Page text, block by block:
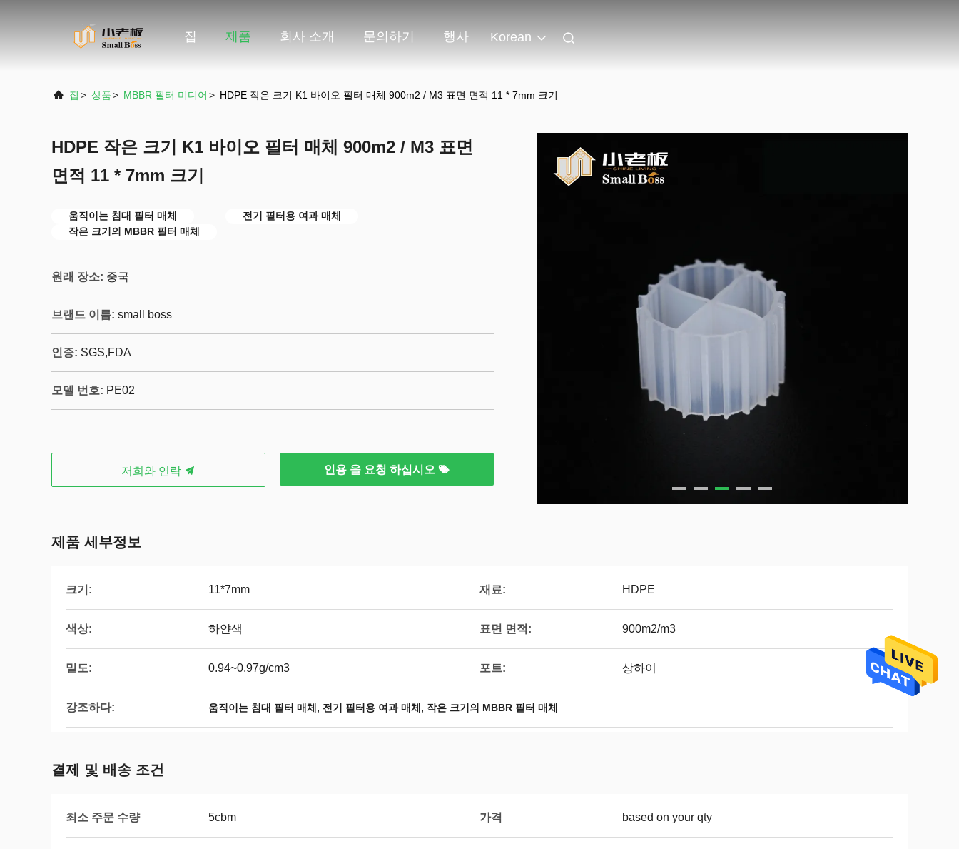
집 제품 회사 소개 문의하기 행사 Korean
집 > 상품> MBBR 필터 미디어 > HDPE 작은 크기 K1 바이오 필터 매체 900m2 / M3 표면 면적 11 * 7mm 크기
HDPE 작은 크기 K1 바이오 필터 매체 900m2 / M3 표면
면적 11 * 7mm 크기
움직이는 침대 필터 매체
전기 필터용 여과 매체
작은 크기의 MBBR 필터 매체
원래 장소: 중국
브랜드 이름: small boss
인증: SGS,FDA
모델 번호: PE02
저희와 연락 인용 을 요청 하십시오
제품 세부정보
크기: 11*7mm 재료: HDPE
색상: 하얀색 표면 면적: 900m2/m3
밀도: 0.94~0.97g/cm3 포트: 상하이
강조하다: 움직이는 침대 필터 매체 , 전기 필터용 여과 매체 , 작은 크기의 MBBR 필터 매체
결제 및 배송 조건
최소 주문 수량 5cbm 가격 based on your qty